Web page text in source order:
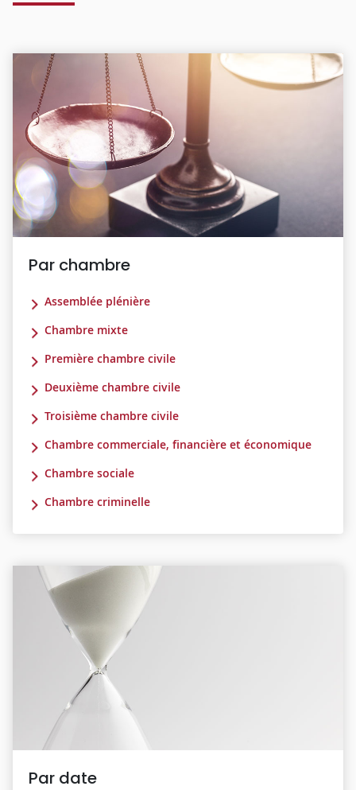
Par chambre
Assemblée plénière
Chambre mixte
Première chambre civile
Deuxième chambre civile
Troisième chambre civile
Chambre commerciale, financière et économique
Chambre sociale
Chambre criminelle
Par date